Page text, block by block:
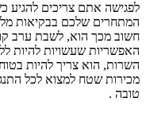
לפגישה אתם צריכים להגיע
המתחרים שלכם בבקיאות
חשוב מכך הוא, לשבת ערב
האפשריות שעשויות להיות
השרות, הוא צריך להיות
מכירות שטח למצוא לכל
טובה .